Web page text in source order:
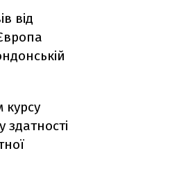
від
курсу
здатності